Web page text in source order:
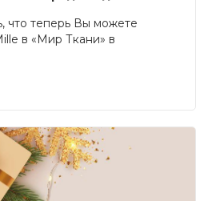
что теперь Вы можете
в «Мир Ткани» в